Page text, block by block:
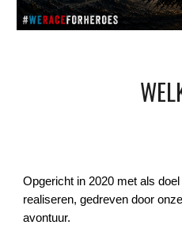
Opgericht in 2020 met als
realiseren, gedreven door
avontuur.